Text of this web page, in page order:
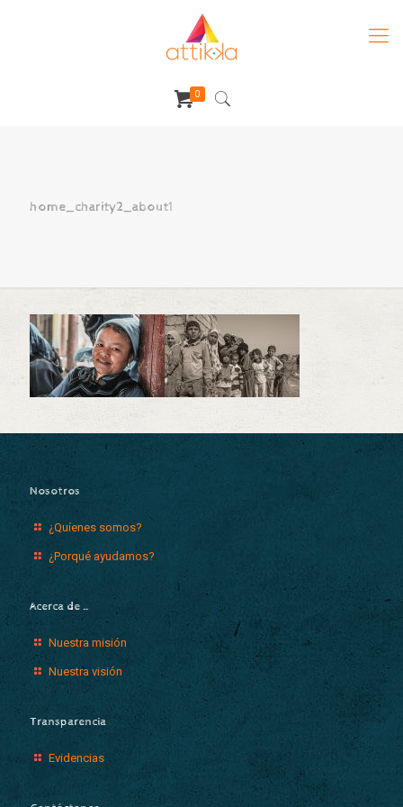
0
home_charity2_about1
Nosotros
¿Quíenes somos?
¿Porqué ayudamos?
Acerca de …
Nuestra misión
Nuestra visión
Transparencia
Evidencias